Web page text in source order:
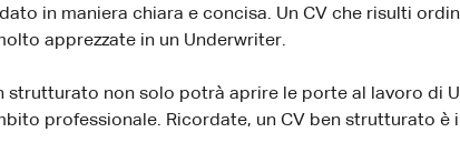
in maniera chiara e concisa. Un CV che risulti
apprezzate in un Underwriter.
strutturato non solo potrà aprire le porte al lavoro di
professionale. Ricordate, un CV ben strutturato è